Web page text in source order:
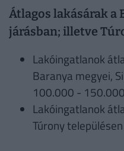
Átlagos lakásárak a
járásban; illetve
Lakóingatlanok
Baranya megyei,
100.000 -
Lakóingatlanok
Túrony